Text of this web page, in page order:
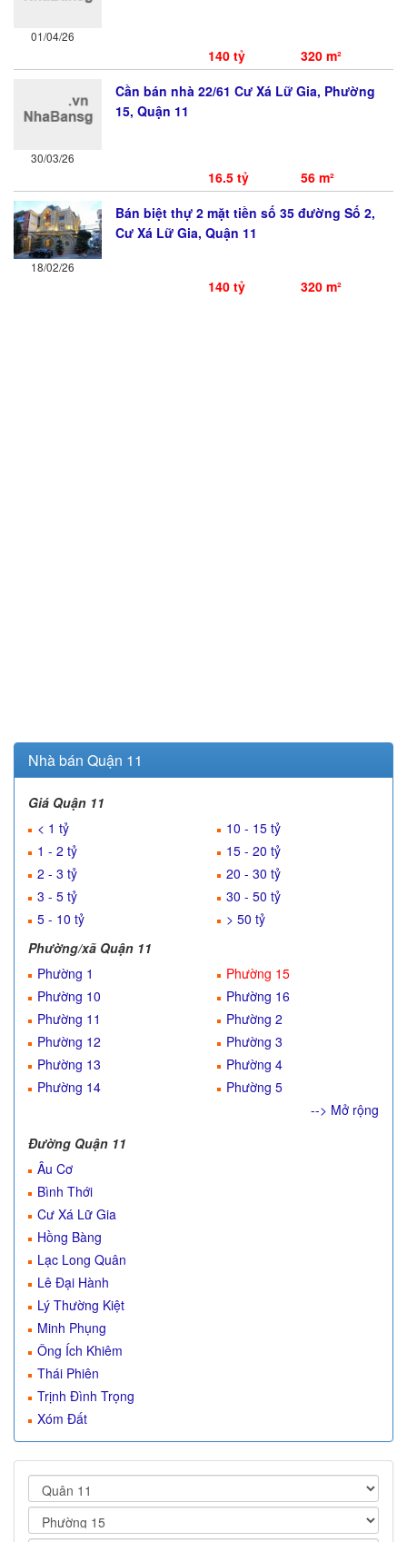
01/04/26
140 tỷ 320 m²
30/03/26
Cần bán nhà 22/61 Cư Xá Lữ Gia, Phường
15, Quận 11
16.5 tỷ 56 m²
18/02/26
Bán biệt thự 2 mặt tiền số 35 đường Số 2,
Cư Xá Lữ Gia, Quận 11
140 tỷ 320 m²
Nhà bán Quận 11
Giá Quận 11
< 1 tỷ
1 - 2 tỷ
2 - 3 tỷ
3 - 5 tỷ
5 - 10 tỷ
10 - 15 tỷ
15 - 20 tỷ
20 - 30 tỷ
30 - 50 tỷ
> 50 tỷ
Phường/xã Quận 11
Phường 1
Phường 10
Phường 11
Phường 12
Phường 13
Phường 14
Phường 15
Phường 16
Phường 2
Phường 3
Phường 4
Phường 5
--> Mở rộng
Đường Quận 11
Âu Cơ
Bình Thới
Cư Xá Lữ Gia
Hồng Bàng
Lạc Long Quân
Lê Đại Hành
Lý Thường Kiệt
Minh Phụng
Ông Ích Khiêm
Thái Phiên
Trịnh Đình Trọng
Xóm Đất